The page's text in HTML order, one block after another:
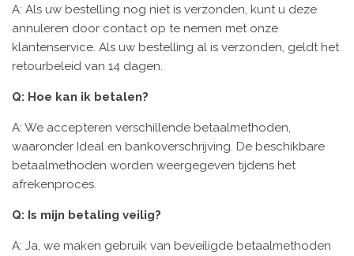
A: Als uw bestelling nog niet is verzonden, kunt u deze
annuleren door contact op te nemen met onze
klantenservice. Als uw bestelling al is verzonden, geldt het
retourbeleid van 14 dagen.
Q: Hoe kan ik betalen?
A: We accepteren verschillende betaalmethoden,
waaronder Ideal en bankoverschrijving. De beschikbare
betaalmethoden worden weergegeven tijdens het
afrekenproces.
Q: Is mijn betaling veilig?
A: Ja, we maken gebruik van beveiligde betaalmethoden